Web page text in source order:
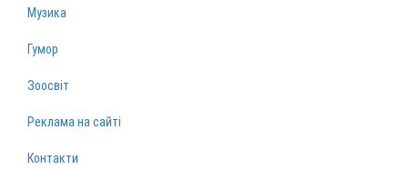
Музика
Гумор
Зоосвіт
Реклама на сайті
Контакти